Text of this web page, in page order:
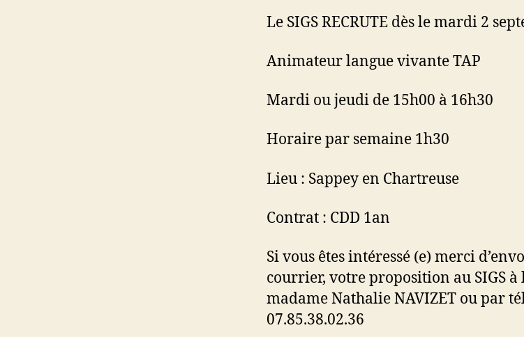
Le SIGS RECRUTE dès le mardi 2
Animateur langue vivante TAP
Mardi ou jeudi de 15h00 à 16h30
Horaire par semaine 1h30
Lieu : Sappey en Chartreuse
Contrat : CDD 1an
Si vous êtes intéressé (e) merci
courrier, votre proposition au SIGS à
madame Nathalie NAVIZET ou par
07.85.38.02.36